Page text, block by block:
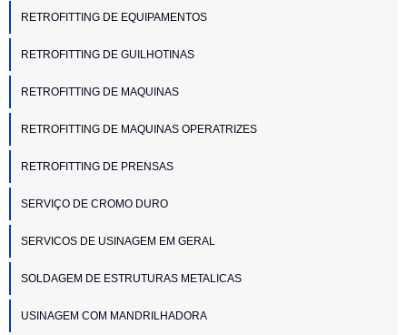
RETROFITTING DE EQUIPAMENTOS
RETROFITTING DE GUILHOTINAS
RETROFITTING DE MAQUINAS
RETROFITTING DE MAQUINAS OPERATRIZES
RETROFITTING DE PRENSAS
SERVIÇO DE CROMO DURO
SERVICOS DE USINAGEM EM GERAL
SOLDAGEM DE ESTRUTURAS METALICAS
USINAGEM COM MANDRILHADORA